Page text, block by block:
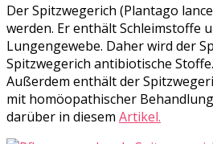
Der Spitzwegerich (Plantago
werden. Er enthält Schleimstoffe
Lungengewebe. Daher wird der
Spitzwegerich antibiotische
Außerdem enthält der
mit homöopathischer
darüber in diesem Artikel.